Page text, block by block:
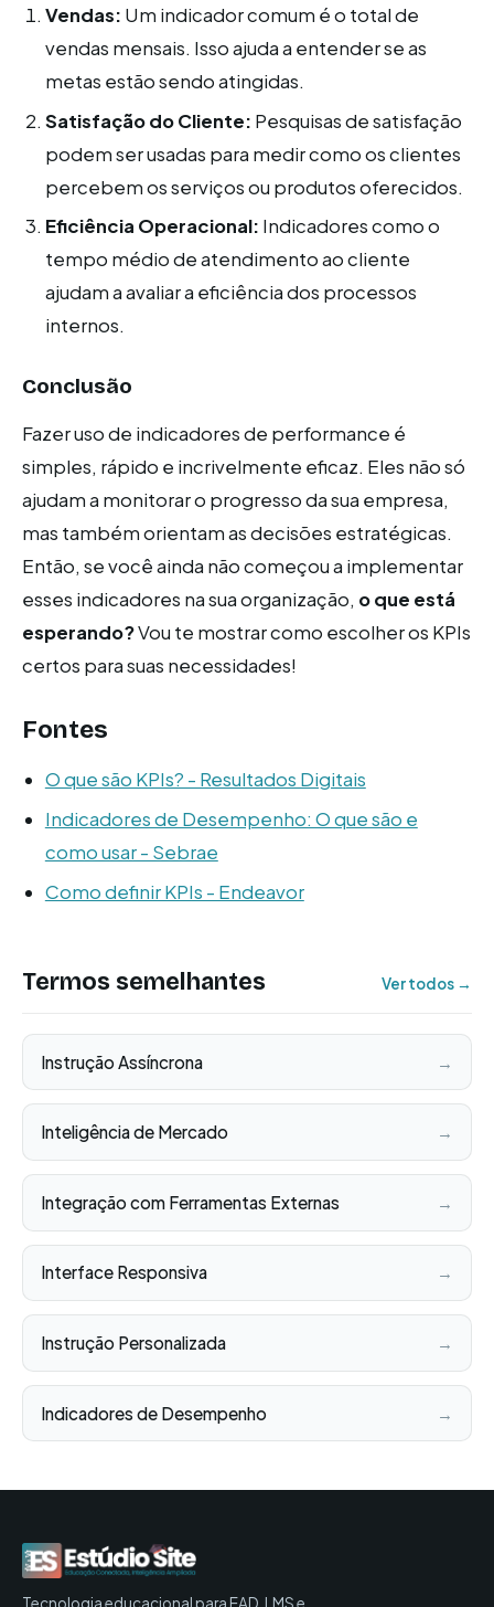
Vendas: Um indicador comum é o total de
vendas mensais. Isso ajuda a entender se as
metas estão sendo atingidas.
Satisfação do Cliente: Pesquisas de satisfação
podem ser usadas para medir como os clientes
percebem os serviços ou produtos oferecidos.
Eficiência Operacional: Indicadores como o
tempo médio de atendimento ao cliente
ajudam a avaliar a eficiência dos processos
internos.
Conclusão
Fazer uso de indicadores de performance é
simples, rápido e incrivelmente eficaz. Eles não só
ajudam a monitorar o progresso da sua empresa,
mas também orientam as decisões estratégicas.
Então, se você ainda não começou a implementar
esses indicadores na sua organização, o que está
esperando?Vou te mostrar como escolher os KPIs
certos para suas necessidades!
Fontes
O que são KPIs? - Resultados Digitais
Indicadores de Desempenho: O que são e
como usar - Sebrae
Como definir KPIs - Endeavor
Termos semelhantes Ver todos →
Instrução Assíncrona →
Inteligência de Mercado →
Integração com Ferramentas Externas →
Interface Responsiva →
Instrução Personalizada →
Indicadores de Desempenho →